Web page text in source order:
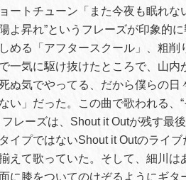
ートチューン「また今夜も眠れ
よ昇れ”というフレーズが印象的
める「アフタースクール」、粗
一気に駆け抜けたところで、山
ぬ気でやってる、だから僕らの
い」だった。この曲で歌われる、
レーズは、Shout it Outが残す最
イプではないShout it Outのライ
えて歌っていた。そして、細川
に膝をついてのけぞるようにギ